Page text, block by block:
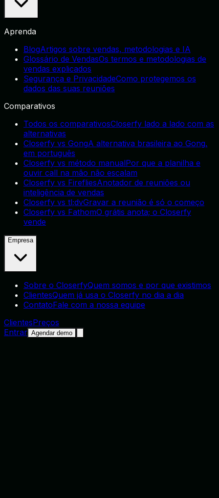
Aprenda
BlogArtigos sobre vendas, metodologias e IA
Glossário de VendasOs termos e metodologias de
vendas explicados
Segurança e PrivacidadeComo protegemos os
dados das suas reuniões
Comparativos
Todos os comparativosCloserfy lado a lado com as
alternativas
Closerfy vs GongA alternativa brasileira ao Gong,
em português
Closerfy vs método manualPor que a planilha e
ouvir call na mão não escalam
Closerfy vs FirefliesAnotador de reuniões ou
inteligência de vendas
Closerfy vs tl;dvGravar a reunião é só o começo
Closerfy vs FathomO grátis anota; o Closerfy
vende
Empresa
Sobre o CloserfyQuem somos e por que existimos
ClientesQuem já usa o Closerfy no dia a dia
ContatoFale com a nossa equipe
ClientesPreços
Entrar Agendar demo